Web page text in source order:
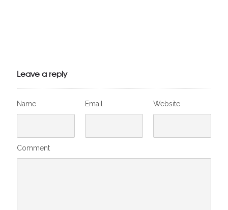
Leave a reply
Name Email Website
Comment